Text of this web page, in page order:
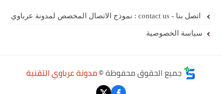
اتصل بنا - contact us : نموذج الاتصال المخصص لمدونة عرباوي
سياسة الخصوصية
جميع الحقوق محفوظة ©مدونة عرباوي التقنية